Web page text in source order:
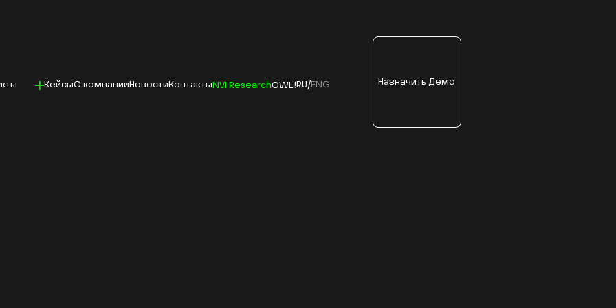
КейсыО компании Новости Контакты NVI ResearchOWL!RU/ENG Назначить Демо